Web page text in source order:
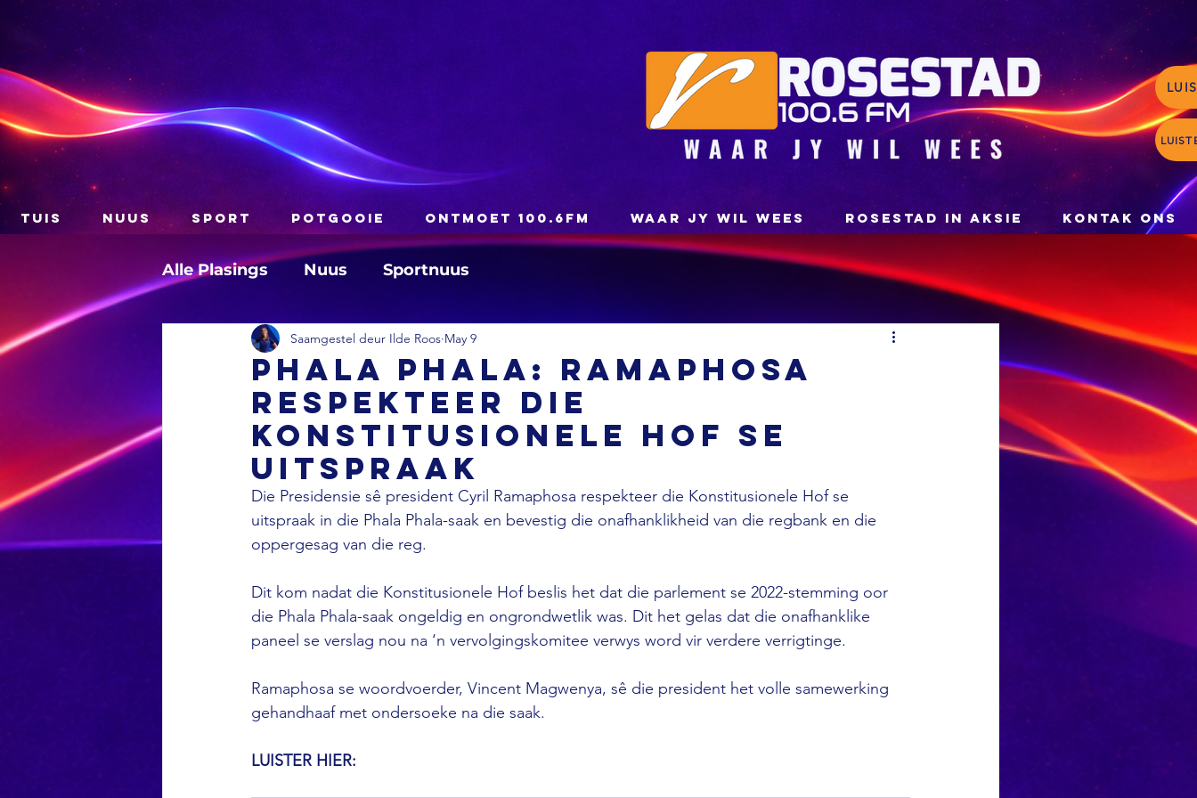
TUIS NUUS SPORT POTGOOIE ONTMOET 100.6FM WAAR JY WIL WEES ROSESTAD IN AKSIE KONTAK ONS
Alle Plasings Nuus Sportnuus
Phala Phala: Ramaphosa
respekteer die
Konstitusionele Hof se
uitspraak
Saamgestel deur Ilde Roos May 9
Die Presidensie sê president Cyril Ramaphosa respekteer die Konstitusionele Hof se
uitspraak in die Phala Phala-saak en bevestig die onafhanklikheid van die regbank en die
oppergesag van die reg.
Dit kom nadat die Konstitusionele Hof beslis het dat die parlement se 2022-stemming oor
die Phala Phala-saak ongeldig en ongrondwetlik was. Dit het gelas dat die onafhanklike
paneel se verslag nou na ‘n vervolgingskomitee verwys word vir verdere verrigtinge.
Ramaphosa se woordvoerder, Vincent Magwenya, sê die president het volle samewerking
gehandhaaf met ondersoeke na die saak.
LUISTER HIER: